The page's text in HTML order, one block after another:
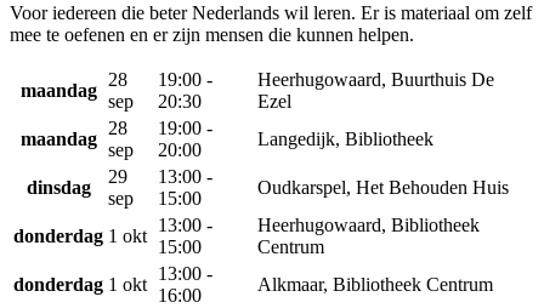
Voor iedereen die beter Nederlands wil leren. Er is materiaal om zelf
mee te oefenen en er zijn mensen die kunnen helpen.
maandag
28
sep
19:00 -
20:30
Heerhugowaard, Buurthuis De
Ezel
maandag
28
sep
19:00 -
20:00
Langedijk, Bibliotheek
dinsdag
29
sep
13:00 -
15:00
Oudkarspel, Het Behouden Huis
donderdag 1 okt
13:00 -
15:00
Heerhugowaard, Bibliotheek
Centrum
donderdag 1 okt
13:00 -
16:00
Alkmaar, Bibliotheek Centrum